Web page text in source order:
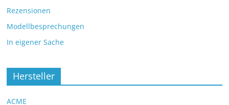
Rezensionen
Modellbesprechungen
In eigener Sache
Hersteller
ACME